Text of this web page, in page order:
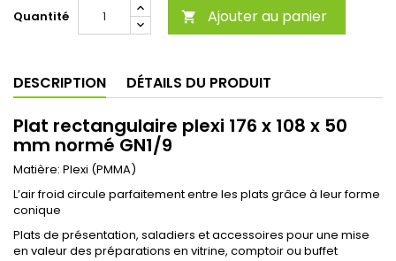
Quantité  Ajouter au panier
DESCRIPTION DÉTAILS DU PRODUIT
Plat rectangulaire plexi 176 x 108 x 50
mm normé GN1/9
Matière: Plexi (PMMA)
L’air froid circule parfaitement entre les plats grâce à leur forme
conique
Plats de présentation, saladiers et accessoires pour une mise
en valeur des préparations en vitrine, comptoir ou buffet